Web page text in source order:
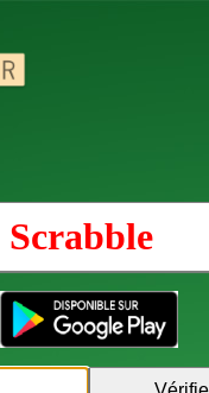
Scrabble